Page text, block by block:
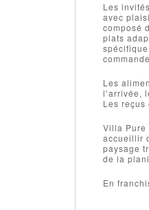
Les
avec
composé
plats
Les
l’arrivée,
Les
Villa Pure
accueillir
paysage
de la
En